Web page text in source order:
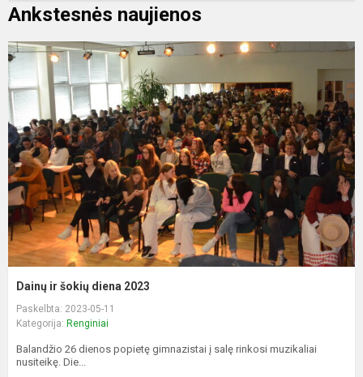
Ankstesnės naujienos
Dainų ir šokių diena 2023
Paskelbta: 2023-05-11
Kategorija: Renginiai
Balandžio 26 dienos popietę gimnazistai į salę rinkosi muzikaliai
nusiteikę. Die...